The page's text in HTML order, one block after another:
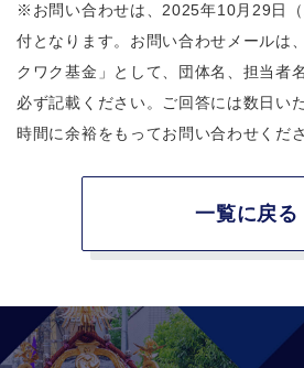
※お問い合わせは、2025年10月29日
付となります。お問い合わせメールは
クワク基金」として、団体名、担当者
必ず記載ください。ご回答には数日い
時間に余裕をもってお問い合わせくださ
一覧に戻る